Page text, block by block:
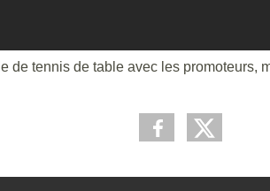
tennis de table avec les